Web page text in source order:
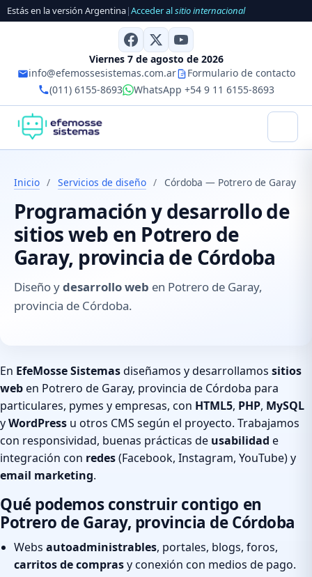
Estás en la versión Argentina|Acceder alsitio internacional
Viernes 7 de agosto de 2026
info@efemossesistemas.com.ar
Formulario de contacto
(011) 6155-8693
WhatsApp +54 9 11 6155-8693
Inicio / Servicios de diseño / Córdoba — Potrero de Garay
Programación y desarrollo de
sitios web en Potrero de
Garay, provincia de Córdoba
Diseño ydesarrollo web en Potrero de Garay,
provincia de Córdoba.
En EfeMosse Sistemasdiseñamos y desarrollamos sitios
weben Potrero de Garay, provincia de Córdoba para
particulares, pymes y empresas, con HTML5, PHP, MySQL
yWordPress u otros CMS según el proyecto. Trabajamos
con responsividad, buenas prácticas de usabilidad e
integración con redes(Facebook, Instagram, YouTube) y
email marketing.
Qué podemos construir contigo en
Potrero de Garay, provincia de Córdoba
Webs autoadministrables, portales, blogs, foros,
carritos de comprasy conexión con medios de pago.